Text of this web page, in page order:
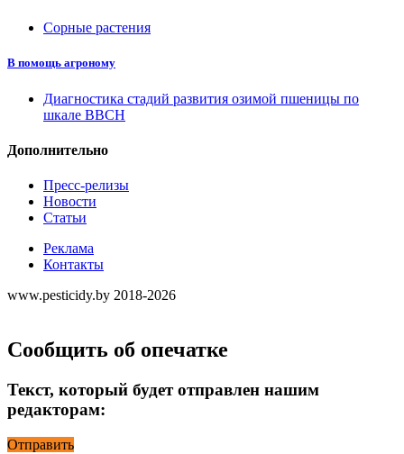
Сорные растения
В помощь агроному
Диагностика стадий развития озимой пшеницы по
шкале ВВСН
Дополнительно
Пресс-релизы
Новости
Статьи
Реклама
Контакты
www.pesticidy.by 2018-2026
Сообщить об опечатке
Текст, который будет отправлен нашим
редакторам:
Отправить